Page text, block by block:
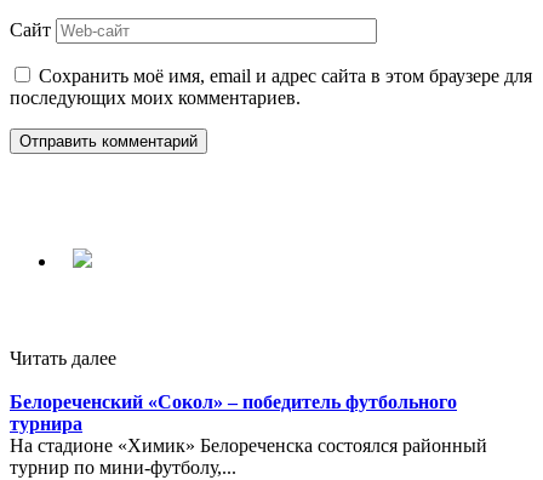
Сайт
Сохранить моё имя, email и адрес сайта в этом браузере для
последующих моих комментариев.
Читать далее
Белореченский «Сокол» – победитель футбольного
турнира
На стадионе «Химик» Белореченска состоялся районный
турнир по мини-футболу,...